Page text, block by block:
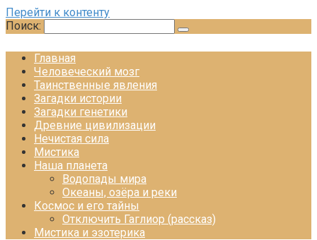
Перейти к контенту
Поиск:
Главная
Человеческий мозг
Таинственные явления
Загадки истории
Загадки генетики
Древние цивилизации
Нечистая сила
Мистика
Наша планета
Водопады мира
Океаны, озёра и реки
Космос и его тайны
Отключить Гаглиор (рассказ)
Мистика и эзотерика